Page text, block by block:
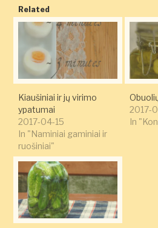
Related
Kiaušiniai ir jų virimo
ypatumai
2017-04-15
In "Naminiai gaminiai ir
ruošiniai"
2017-
In